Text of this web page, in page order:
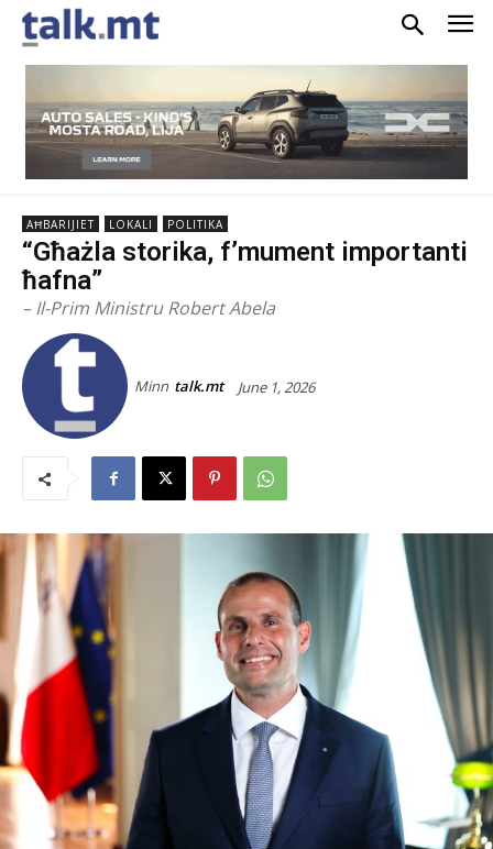
AĦBARIJIET LOKALI POLITIKA
“Għażla storika, f’mument importanti
ħafna”
– Il-Prim Ministru Robert Abela
Minn talk.mt June 1, 2026